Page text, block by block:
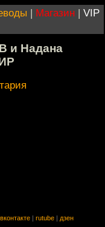
| Магазин | VIP
и Надана
вконтакте rutube дзен